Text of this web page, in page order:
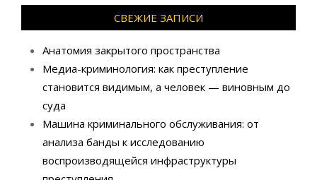
СВЕЖИЕ ЗАПИСИ
Анатомия закрытого пространства
Медиа-криминология: как преступление
становится видимым, а человек — виновным до
суда
Машина криминального обслуживания: от
анализа банды к исследованию
воспроизводящейся инфраструктуры